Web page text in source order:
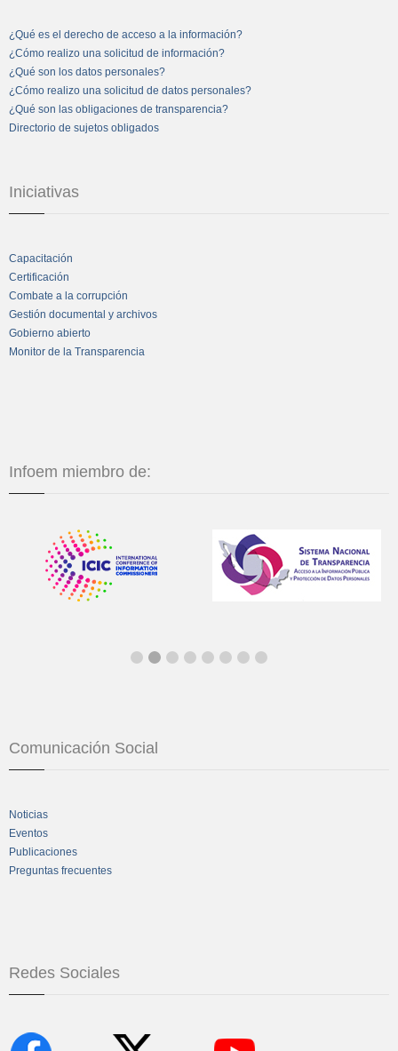
¿Qué es el derecho de acceso a la información?
¿Cómo realizo una solicitud de información?
¿Qué son los datos personales?
¿Cómo realizo una solicitud de datos personales?
¿Qué son las obligaciones de transparencia?
Directorio de sujetos obligados
Iniciativas
Capacitación
Certificación
Combate a la corrupción
Gestión documental y archivos
Gobierno abierto
Monitor de la Transparencia
Infoem miembro de:
Comunicación Social
Noticias
Eventos
Publicaciones
Preguntas frecuentes
Redes Sociales